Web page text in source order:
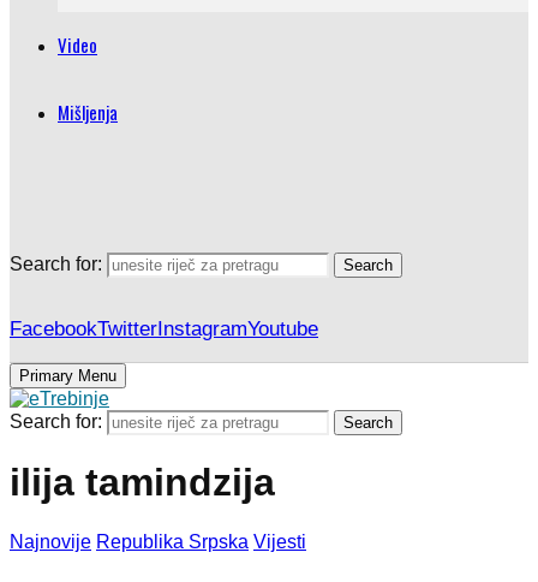
Video
Mišljenja
Search for: Search
FacebookTwitterInstagramYoutube
Primary Menu
Search for: Search
ilija tamindzija
Najnovije Republika Srpska Vijesti